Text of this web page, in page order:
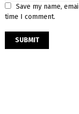
Save my name,
time I comment.